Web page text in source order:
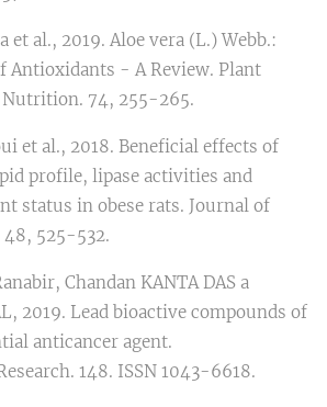
et al., 2019. Aloe vera (L.) Webb.:
Antioxidants - A Review. Plant
74, 255-265.
et al., 2018. Beneficial effects of
profile, lipase activities and
status in obese rats. Journal of
48, 525-532.
Chandan KANTA DAS a
2019. Lead bioactive compounds of
anticancer agent.
148. ISSN 1043-6618.